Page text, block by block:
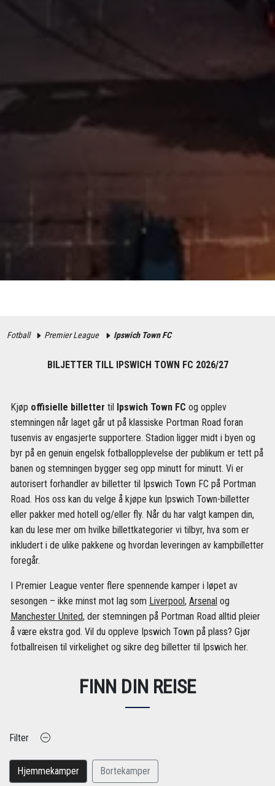
Fotball Premier League Ipswich Town FC
BILJETTER TILL IPSWICH TOWN FC 2026/27
Kjøp offisielle billetter til Ipswich Town FC og opplev
stemningen når laget går ut på klassiske Portman Road foran
tusenvis av engasjerte supportere. Stadion ligger midt i byen og
byr på en genuin engelsk fotballopplevelse der publikum er tett på
banen og stemningen bygger seg opp minutt for minutt. Vi er
autorisert forhandler av billetter til Ipswich Town FC på Portman
Road. Hos oss kan du velge å kjøpe kun Ipswich Town-billetter
eller pakker med hotell og/eller fly. Når du har valgt kampen din,
kan du lese mer om hvilke billettkategorier vi tilbyr, hva som er
inkludert i de ulike pakkene og hvordan leveringen av kampbilletter
foregår.
I Premier League venter flere spennende kamper i løpet av
sesongen – ikke minst mot lag som Liverpool, Arsenal og
Manchester United, der stemningen på Portman Road alltid pleier
å være ekstra god. Vil du oppleve Ipswich Town på plass? Gjør
fotballreisen til virkelighet og sikre deg billetter til Ipswich her.